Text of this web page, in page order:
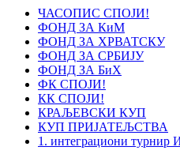
ЧАСОПИС СПОЈИ!
ФОНД ЗА КиМ
ФОНД ЗА ХРВАТСКУ
ФОНД ЗА СРБИЈУ
ФОНД ЗА БиХ
ФК СПОЈИ!
КК СПОЈИ!
КРАЉЕВСКИ КУП
КУП ПРИЈАТЕЉСТВА
1. интеграциони турнир